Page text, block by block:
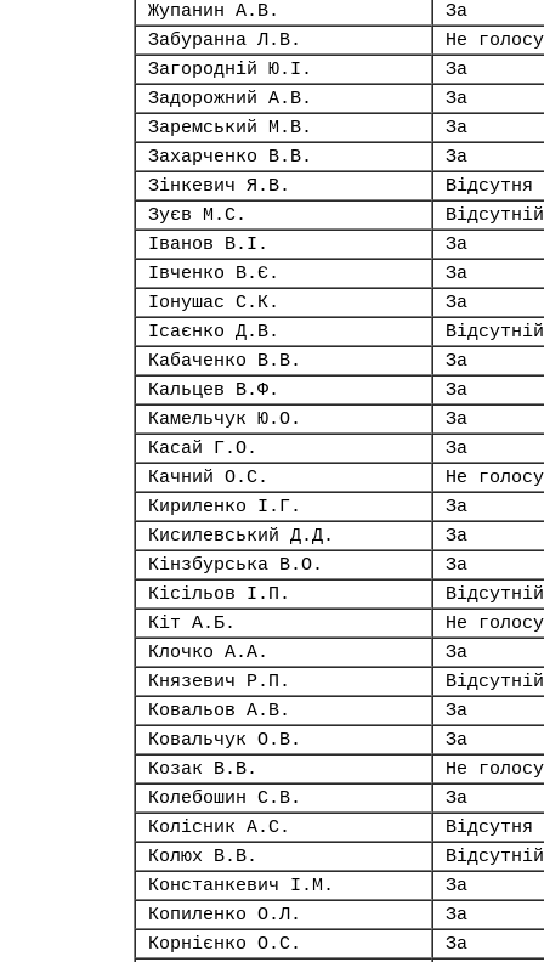
Жупанин А.В.
За
Забуранна Л.В.
Не
Загородній Ю.І.
За
Задорожний А.В.
За
Заремський М.В.
За
Захарченко В.В.
За
Зінкевич Я.В.
Відсутня
Зуєв М.С.
Відсутній
Іванов В.І.
За
Івченко В.Є.
За
Іонушас С.К.
За
Ісаєнко Д.В.
Відсутній
Кабаченко В.В.
За
Кальцев В.Ф.
За
Камельчук Ю.О.
За
Касай Г.О.
За
Качний О.С.
Не
Кириленко І.Г.
За
Кисилевський Д.Д.
За
Кінзбурська В.О.
За
Кісільов І.П.
Відсутній
Кіт А.Б.
Не
Клочко А.А.
За
Князевич Р.П.
Відсутній
Ковальов А.В.
За
Ковальчук О.В.
За
Козак В.В.
Не
Колебошин С.В.
За
Колісник А.С.
Відсутня
Колюх В.В.
Відсутній
Констанкевич І.М.
За
Копиленко О.Л.
За
Корнієнко О.С.
За